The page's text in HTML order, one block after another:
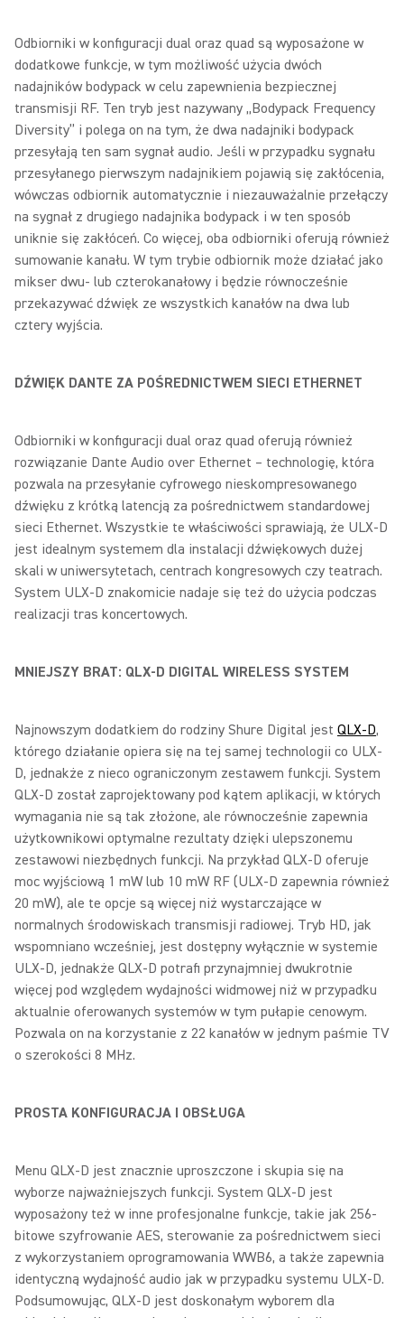
Odbiorniki w konfiguracji dual oraz quad są wyposażone w
dodatkowe funkcje, w tym możliwość użycia dwóch
nadajników bodypack w celu zapewnienia bezpiecznej
transmisji RF. Ten tryb jest nazywany „Bodypack Frequency
Diversity” i polega on na tym, że dwa nadajniki bodypack
przesyłają ten sam sygnał audio. Jeśli w przypadku sygnału
przesyłanego pierwszym nadajnikiem pojawią się zakłócenia,
wówczas odbiornik automatycznie i niezauważalnie przełączy
na sygnał z drugiego nadajnika bodypack i w ten sposób
uniknie się zakłóceń. Co więcej, oba odbiorniki oferują również
sumowanie kanału. W tym trybie odbiornik może działać jako
mikser dwu- lub czterokanałowy i będzie równocześnie
przekazywać dźwięk ze wszystkich kanałów na dwa lub
cztery wyjścia.
DŹWIĘK DANTE ZA POŚREDNICTWEM SIECI ETHERNET
Odbiorniki w konfiguracji dual oraz quad oferują również
rozwiązanie Dante Audio over Ethernet – technologię, która
pozwala na przesyłanie cyfrowego nieskompresowanego
dźwięku z krótką latencją za pośrednictwem standardowej
sieci Ethernet. Wszystkie te właściwości sprawiają, że ULX-D
jest idealnym systemem dla instalacji dźwiękowych dużej
skali w uniwersytetach, centrach kongresowych czy teatrach.
System ULX-D znakomicie nadaje się też do użycia podczas
realizacji tras koncertowych.
MNIEJSZY BRAT: QLX-D DIGITAL WIRELESS SYSTEM
Najnowszym dodatkiem do rodziny Shure Digital jest QLX-D,
którego działanie opiera się na tej samej technologii co ULX-
D, jednakże z nieco ograniczonym zestawem funkcji. System
QLX-D został zaprojektowany pod kątem aplikacji, w których
wymagania nie są tak złożone, ale równocześnie zapewnia
użytkownikowi optymalne rezultaty dzięki ulepszonemu
zestawowi niezbędnych funkcji. Na przykład QLX-D oferuje
moc wyjściową 1 mW lub 10 mW RF (ULX-D zapewnia również
20 mW), ale te opcje są więcej niż wystarczające w
normalnych środowiskach transmisji radiowej. Tryb HD, jak
wspomniano wcześniej, jest dostępny wyłącznie w systemie
ULX-D, jednakże QLX-D potrafi przynajmniej dwukrotnie
więcej pod względem wydajności widmowej niż w przypadku
aktualnie oferowanych systemów w tym pułapie cenowym.
Pozwala on na korzystanie z 22 kanałów w jednym paśmie TV
o szerokości 8 MHz.
PROSTA KONFIGURACJA I OBSŁUGA
Menu QLX-D jest znacznie uproszczone i skupia się na
wyborze najważniejszych funkcji. System QLX-D jest
wyposażony też w inne profesjonalne funkcje, takie jak 256-
bitowe szyfrowanie AES, sterowanie za pośrednictwem sieci
z wykorzystaniem oprogramowania WWB6, a także zapewnia
identyczną wydajność audio jak w przypadku systemu ULX-D.
Podsumowując, QLX-D jest doskonałym wyborem dla